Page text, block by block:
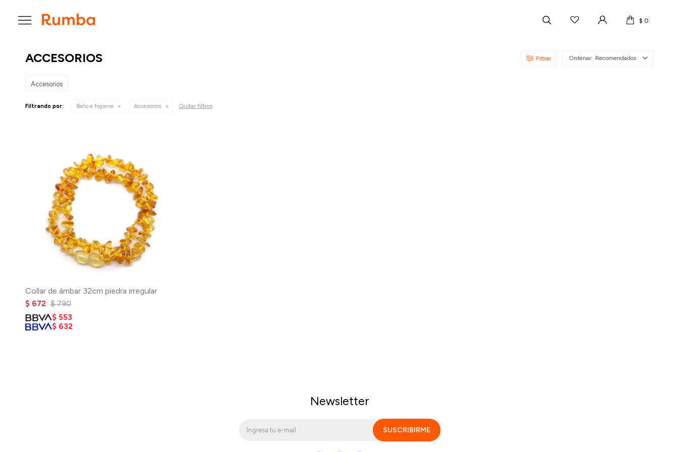
$ 0

ACCESORIOS Recomendados
Accesorios
Filtrando por: Baño e higiene Accesorios Quitar filtros
Collar de ámbar 32cm piedra irregular
$ 672 $ 790
$ 553
$ 632
Newsletter
SUSCRIBIRME